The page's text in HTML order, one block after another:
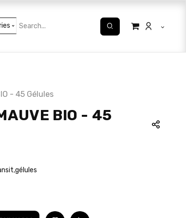
- 45 Gélules
BIO - 45
,gélules